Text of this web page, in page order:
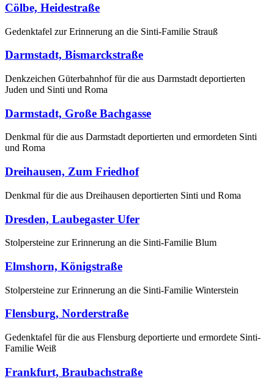
Cölbe, Heidestraße
Gedenktafel zur Erinnerung an die Sinti-Familie Strauß
Darmstadt, Bismarckstraße
Denkzeichen Güterbahnhof für die aus Darmstadt deportierten
Juden und Sinti und Roma
Darmstadt, Große Bachgasse
Denkmal für die aus Darmstadt deportierten und ermordeten Sinti
und Roma
Dreihausen, Zum Friedhof
Denkmal für die aus Dreihausen deportierten Sinti und Roma
Dresden, Laubegaster Ufer
Stolpersteine zur Erinnerung an die Sinti-Familie Blum
Elmshorn, Königstraße
Stolpersteine zur Erinnerung an die Sinti-Familie Winterstein
Flensburg, Norderstraße
Gedenktafel für die aus Flensburg deportierte und ermordete Sinti-
Familie Weiß
Frankfurt, Braubachstraße